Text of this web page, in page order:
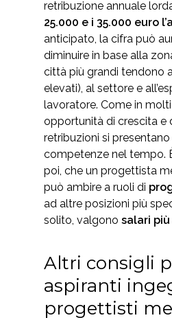
retribuzione annuale
25.000 e i 35.000 euro
anticipato, la cifra può
diminuire in base alla
città più grandi tendono
elevati), al settore e
lavoratore.Come in
opportunità di crescita e
retribuzioni si
competenze nel tempo.
poi, che un progettista
può ambire a ruoli di
ad altre posizioni più
solito, valgono salari
Altri consigli
aspiranti
progettisti